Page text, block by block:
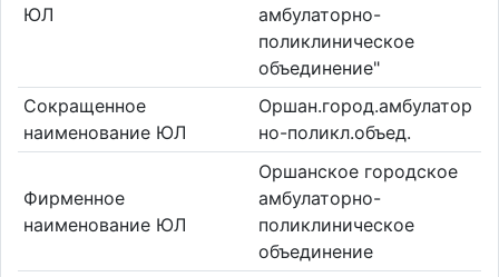
ЮЛ
амбулаторно-
поликлиническое
объединение"
Сокращенное
наименование ЮЛ
Оршан.город.амбулатор
но-поликл.объед.
Фирменное
наименование ЮЛ
Оршанское городское
амбулаторно-
поликлиническое
объединение